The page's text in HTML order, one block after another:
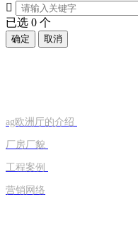

已选 0 个
确定 取消
ag欧洲厅的介绍
厂房厂貌
工程案例
营销网络